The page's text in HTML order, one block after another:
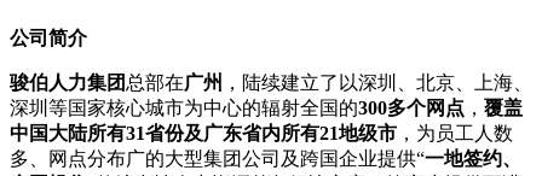
公司 简介
骏伯人力集团 总部在广州 ，陆续建立了以深圳、北京、上海、
深圳等国家核心城市为中心的辐射全国的300多个网点 ， 覆盖
中国大陆所有31省份及广东省内所有21地级市 ，为员工人数
多、网点分布广的大型集团公司及跨国企业提供“一地签约、